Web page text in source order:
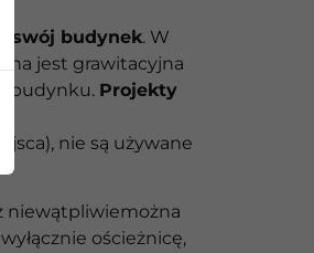
swój budynek. W
jest grawitacyjna
budynku. Projekty
nie są używane
niewątpliwiemożna
ościeżnicę,